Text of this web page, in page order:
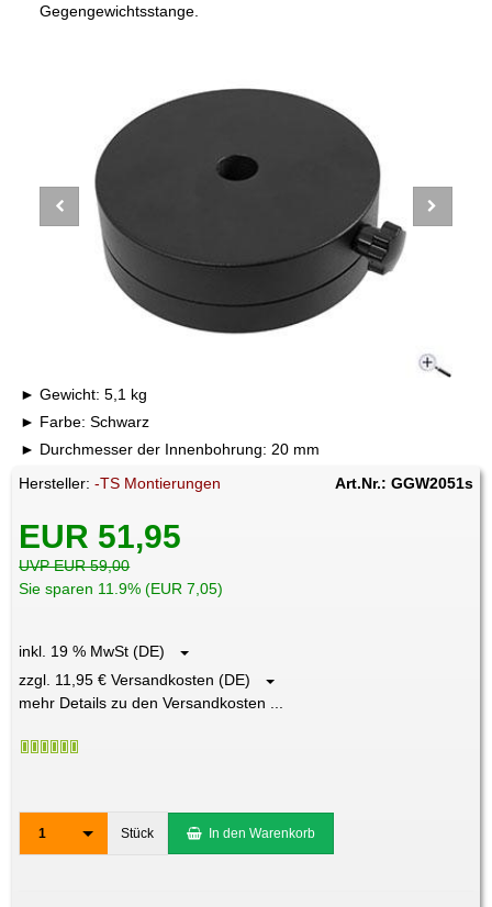
Gegengewichtsstange.
Gewicht: 5,1 kg
Farbe: Schwarz
Durchmesser der Innenbohrung: 20 mm
Hersteller:-TS Montierungen Art.Nr.: GGW2051s
EUR 51,95
UVP EUR 59,00
Sie sparen 11.9% (EUR 7,05)
inkl. 19 % MwSt (DE)
zzgl. 11,95 € Versandkosten (DE)
mehr Details zu den Versandkosten ...
1 Stück In den Warenkorb